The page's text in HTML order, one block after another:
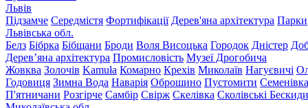
Львів
Підзамче Середмістя Фортифікації Дерев'яна архітектура Парки
Львівська обл.
Белз Бібрка Бібщани Броди Воля Висоцька Городок Дністер
Дерев’яна архітектура Промисловість Музеї Дрогобича
Жовква Золочів Kamuła Комарно Крехів Миколаїв Нагуєвичі
Годовиця Зимна Вода Наварія Оброшино Пустомити Семенівка
П'ятничани Розгірче Самбір Свірж Скелівка Сколівські Бескиди